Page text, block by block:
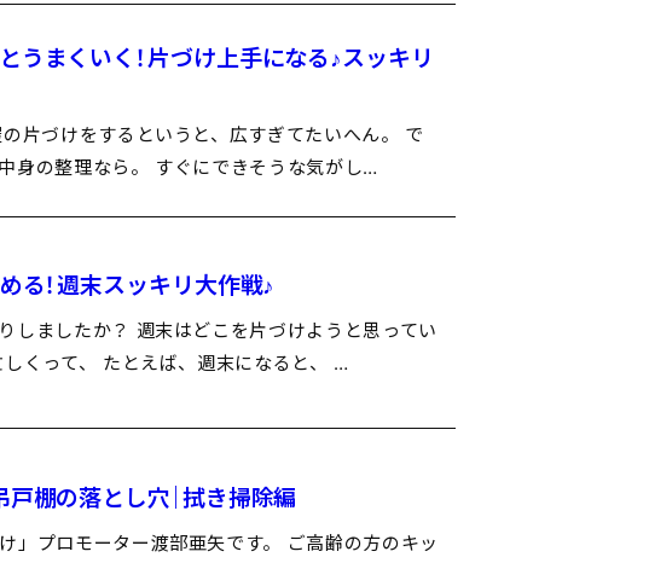
うまくいく！片づけ上手になる♪スッキリ
片づけをするというと、広すぎてたいへん。 で
身の整理なら。 すぐにできそうな気がし…
る！週末スッキリ大作戦♪
しましたか？ 週末はどこを片づけようと思ってい
くって、 たとえば、週末になると、 …
戸棚の落とし穴｜拭き掃除編
」プロモーター渡部亜矢です。 ご高齢の方のキッ